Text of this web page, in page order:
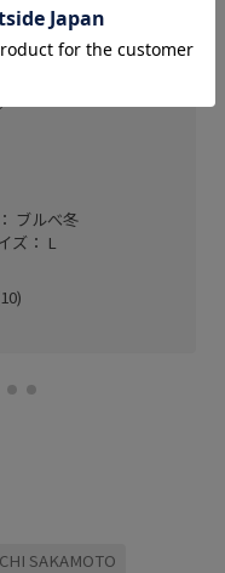
ブルべ冬
ズ： L
SAKAMOTO